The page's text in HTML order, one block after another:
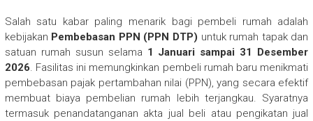
Salah satu kabar paling menarik bagi pembeli rumah adalah
kebijakan Pembebasan PPN (PPN DTP) untuk rumah tapak dan
satuan rumah susun selama 1 Januari sampai 31 Desember
2026. Fasilitas ini memungkinkan pembeli rumah baru menikmati
pembebasan pajak pertambahan nilai (PPN), yang secara efektif
membuat biaya pembelian rumah lebih terjangkau. Syaratnya
termasuk penandatanganan akta jual beli atau pengikatan jual